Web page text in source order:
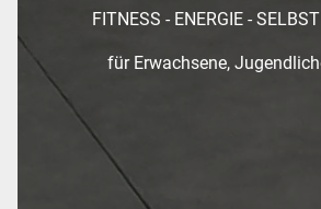
FITNESS - ENERGIE -
für Erwachsene,